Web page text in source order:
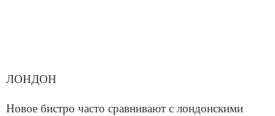
ЛОНДОН
Новое бистро часто сравнивают с лондонскими